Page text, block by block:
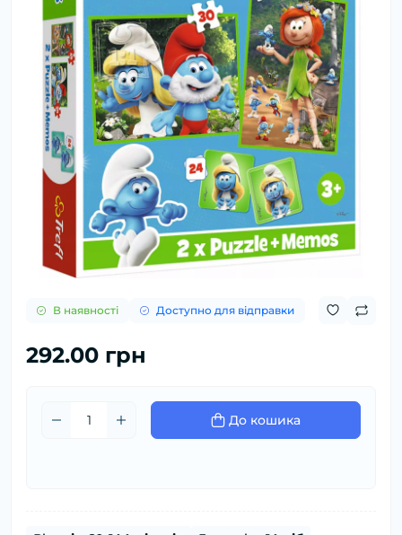
В наявності Доступно для відправки
292.00 грн
До кошика